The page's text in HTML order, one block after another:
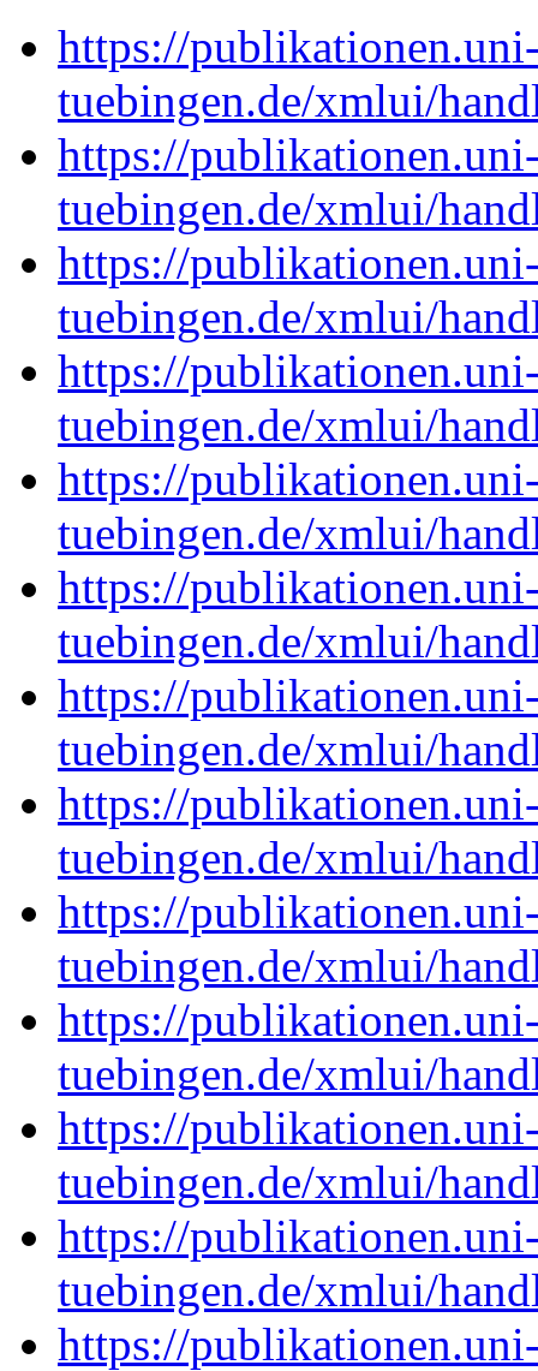
https://
tuebingen.de/xmlui/
https://
tuebingen.de/xmlui/
https://
tuebingen.de/xmlui/
https://
tuebingen.de/xmlui/
https://
tuebingen.de/xmlui/
https://
tuebingen.de/xmlui/
https://
tuebingen.de/xmlui/
https://
tuebingen.de/xmlui/
https://
tuebingen.de/xmlui/
https://
tuebingen.de/xmlui/
https://
tuebingen.de/xmlui/
https://
tuebingen.de/xmlui/
https://